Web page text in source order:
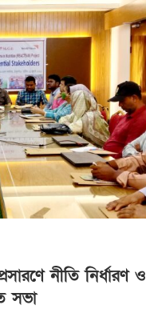
নীতি নির্ধারণ ও
সভা